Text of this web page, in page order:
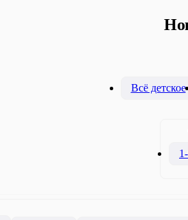
Всё детское